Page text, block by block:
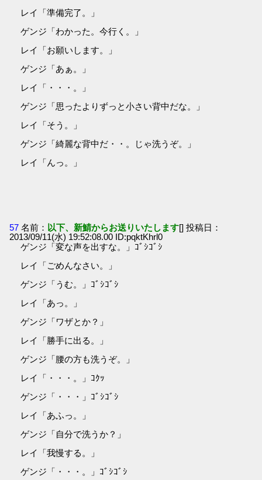
レイ「準備完了。」
ゲンジ「わかった。今行く。」
レイ「お願いします。」
ゲンジ「あぁ。」
レイ「・・・。」
ゲンジ「思ったよりずっと小さい背中だな。」
レイ「そう。」
ゲンジ「綺麗な背中だ・・。じゃ洗うぞ。」
レイ「んっ。」
57 名前： 以下、新鯖からお送りいたします[] 投稿日：
2013/09/11(水) 19:52:08.00 ID:pqktKhrl0
ゲンジ「変な声を出すな。」ｺﾞｼｺﾞｼ
レイ「ごめんなさい。」
ゲンジ「うむ。」ｺﾞｼｺﾞｼ
レイ「あっ。」
ゲンジ「ワザとか？」
レイ「勝手に出る。」
ゲンジ「腰の方も洗うぞ。」
レイ「・・・。」ｺｸｯ
ゲンジ「・・・」ｺﾞｼｺﾞｼ
レイ「あふっ。」
ゲンジ「自分で洗うか？」
レイ「我慢する。」
ゲンジ「・・・。」ｺﾞｼｺﾞｼ